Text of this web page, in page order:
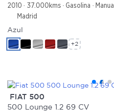
2010 37.000kms Gasolina
Manual
Madrid
Azul
+2
FIAT 500
500 Lounge 1.2 69 CV